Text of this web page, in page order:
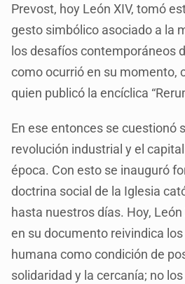
Prevost, hoy León XIV, tomó
gesto simbólico asociado a la
los desafíos contemporáneos
como ocurrió en su momento,
quien publicó la encíclica
En ese entonces se cuestionó
revolución industrial y el
época. Con esto se inauguró
doctrina social de la Iglesia
hasta nuestros días. Hoy,
en su documento reivindica
humana como condición de
solidaridad y la cercanía; no